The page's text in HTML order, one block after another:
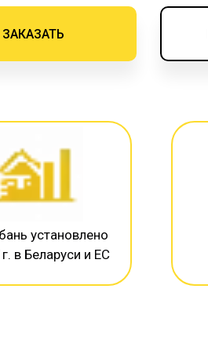
ЗАКАЗАТЬ
установлено
в Беларуси и ЕС